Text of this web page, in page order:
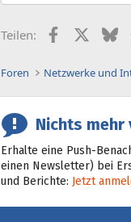
Teilen: Facebook
X
Foren Netzwerke und
Nichts mehr
Erhalte eine Push-
einen Newsletter) bei
und Berichte: Jetzt